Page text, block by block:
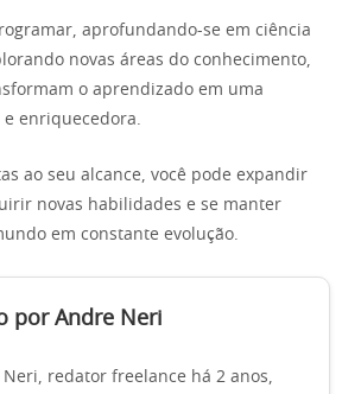
aprofundando-se em ciência
novas áreas do conhecimento,
o aprendizado em uma
enriquecedora.
ao seu alcance, você pode expandir
novas habilidades e se manter
em constante evolução.
por Andre Neri
redator freelance há 2 anos,